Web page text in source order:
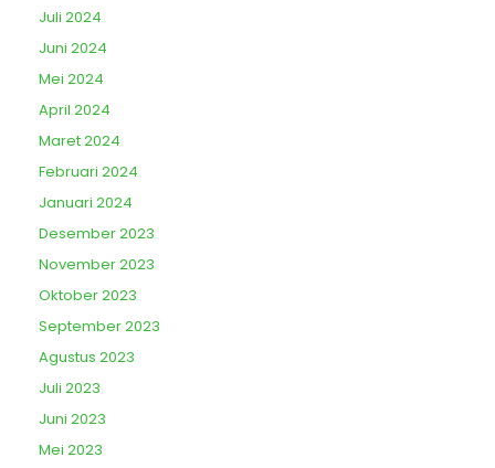
Juli 2024
Juni 2024
Mei 2024
April 2024
Maret 2024
Februari 2024
Januari 2024
Desember 2023
November 2023
Oktober 2023
September 2023
Agustus 2023
Juli 2023
Juni 2023
Mei 2023